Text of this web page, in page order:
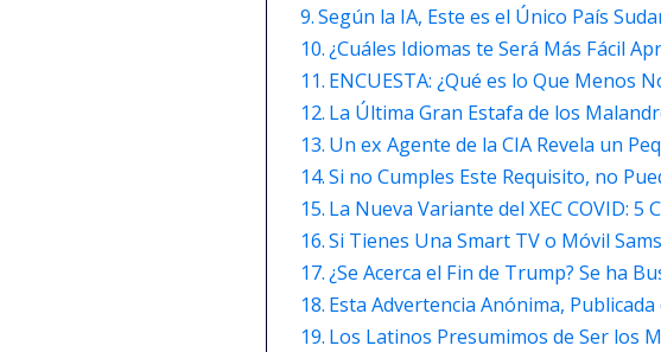
Según la IA, Este es el Único País
¿Cuáles Idiomas te Será Más Fácil
ENCUESTA: ¿Qué es lo Que Menos
La Última Gran Estafa de los
Un ex Agente de la CIA Revela un
Si no Cumples Este Requisito, no
La Nueva Variante del XEC COVID: 5
Si Tienes Una Smart TV o Móvil
¿Se Acerca el Fin de Trump? Se ha
Esta Advertencia Anónima,
Los Latinos Presumimos de Ser los